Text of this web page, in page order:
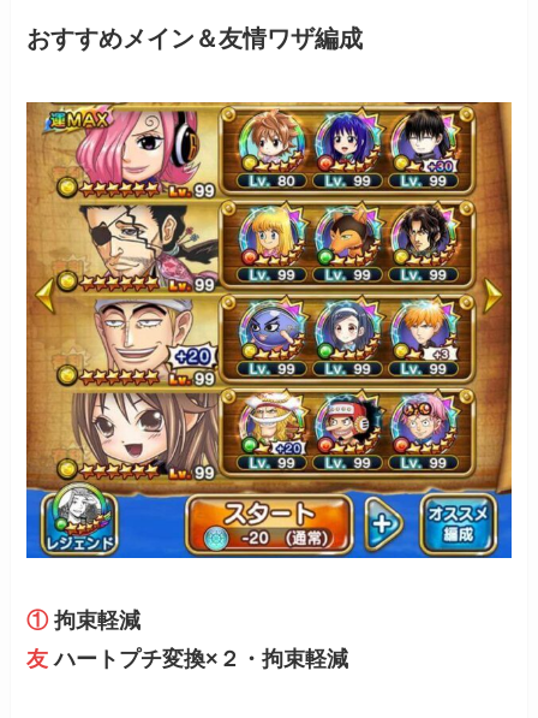
おすすめメイン＆友情ワザ編成
①拘束軽減
友 ハートプチ変換×２・拘束軽減